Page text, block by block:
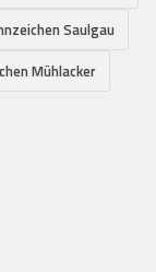
Saulgau
Mühlacker